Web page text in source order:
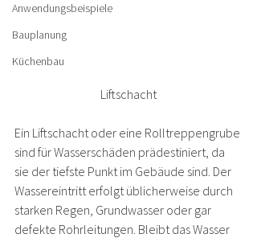
Anwendungsbeispiele
Bauplanung
Küchenbau
Liftschacht
Ein Liftschacht oder eine Rolltreppengrube
sind für Wasserschäden prädestiniert, da
sie der tiefste Punkt im Gebäude sind. Der
Wassereintritt erfolgt üblicherweise durch
starken Regen, Grundwasser oder gar
defekte Rohrleitungen. Bleibt das Wasser